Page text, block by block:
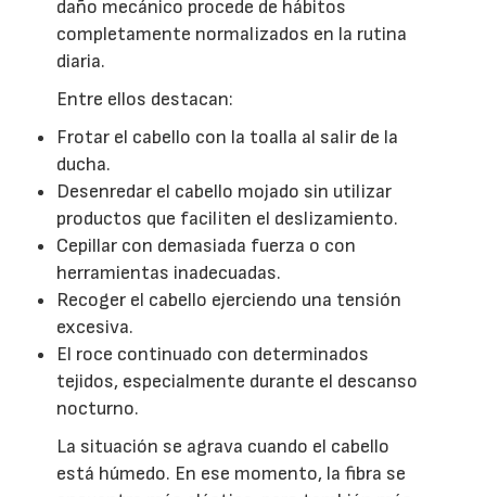
daño mecánico procede de hábitos
completamente normalizados en la rutina
diaria.
Entre ellos destacan:
Frotar el cabello con la toalla al salir de la
ducha.
Desenredar el cabello mojado sin utilizar
productos que faciliten el deslizamiento.
Cepillar con demasiada fuerza o con
herramientas inadecuadas.
Recoger el cabello ejerciendo una tensión
excesiva.
El roce continuado con determinados
tejidos, especialmente durante el descanso
nocturno.
La situación se agrava cuando el cabello
está húmedo. En ese momento, la fibra se